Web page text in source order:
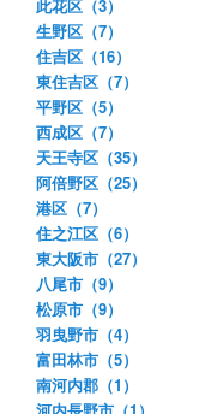
此花区（3）
生野区（7）
住吉区（16）
東住吉区（7）
平野区（5）
西成区（7）
天王寺区（35）
阿倍野区（25）
港区（7）
住之江区（6）
東大阪市（27）
八尾市（9）
松原市（9）
羽曳野市（4）
富田林市（5）
南河内郡（1）
河内長野市（1）